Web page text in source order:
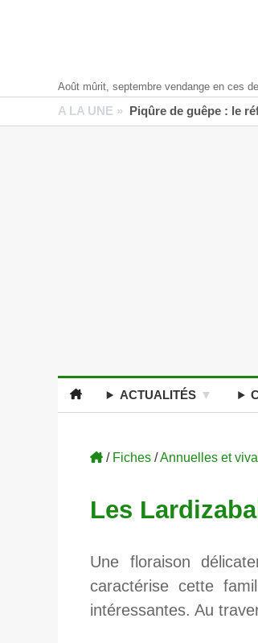
Août mûrit, septembre vendange en ces
A LA UNE » Piqûre de guêpe : le
ACTUALITÉS
/ Fiches /Annuelles et
Les
Une floraison
caractérise cette
intéressantes. Au